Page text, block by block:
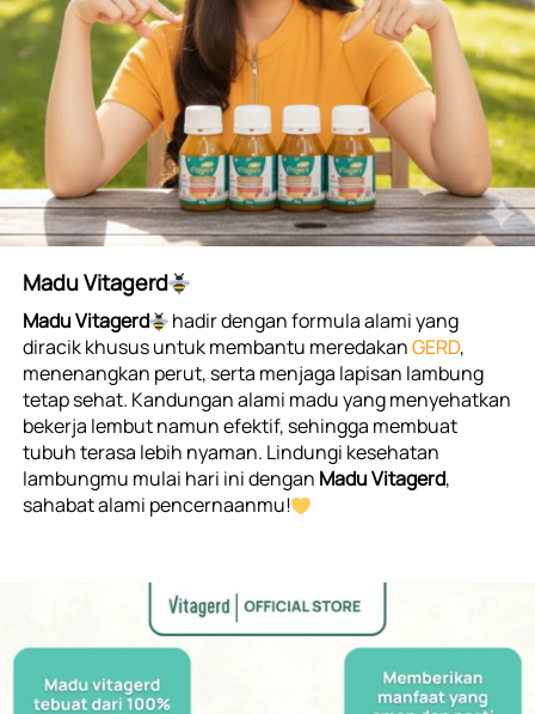
Madu Vitagerd
Madu Vitagerd
hadir dengan formula alami yang
diracik khusus untuk membantu meredakan GERD,
menenangkan perut, serta menjaga lapisan lambung
tetap sehat. Kandungan alami madu yang menyehatkan
bekerja lembut namun efektif, sehingga membuat
tubuh terasa lebih nyaman. Lindungi kesehatan
lambungmu mulai hari ini dengan Madu Vitagerd,
sahabat alami pencernaanmu!